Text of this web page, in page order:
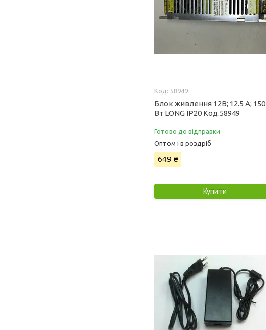
58949
Блок живлення 12В; 12.5 А; 150
Вт LONG IP20 Код.58949
Готово до відправки
Оптом і в роздріб
649 ₴
Купити